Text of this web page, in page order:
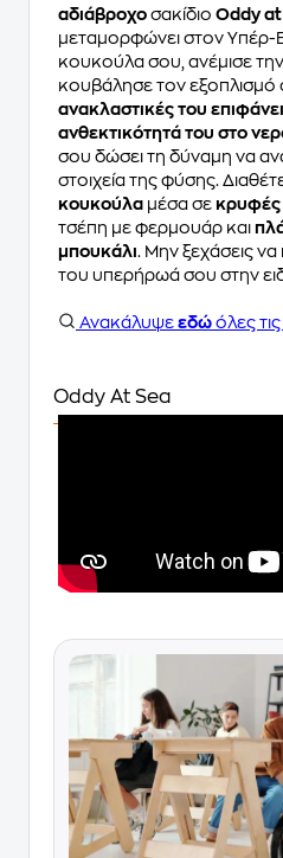
αδιάβροχο σακίδιο Oddy at
μεταμορφώνει στον
κουκούλα σου, ανέμισε
κουβάλησε τον εξοπλισμό
ανακλαστικές του
ανθεκτικότητά του στο
σου δώσει τη δύναμη να
στοιχεία της φύσης.
κουκούλα μέσα σε κρυφές
τσέπη με φερμουάρ και
μπουκάλι . Μην ξεχάσεις
του υπερήρωά σου στην
Ανακάλυψε εδώ όλες
Oddy At Sea